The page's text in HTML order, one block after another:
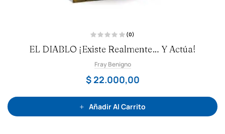
a
l
d
o
n
0
d
(0)
EL DIABLO ¡existe Realmente… Y Actúa!
Fray Benigno
$22.000,00
Añadir Al Carrito